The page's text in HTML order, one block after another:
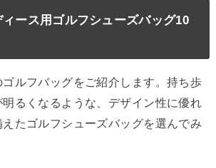
ース用ゴルフシューズバッグ10
ルフバッグをご紹介します。持ち歩
明るくなるような、デザイン性に優れ
たゴルフシューズバッグを選んでみ